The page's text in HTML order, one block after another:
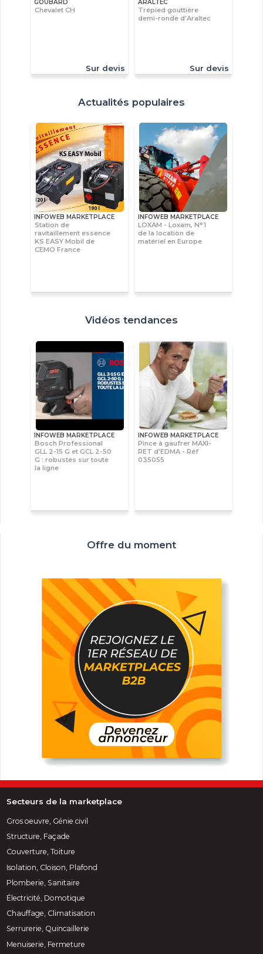
GOUBARD
Chevalet CH
Sur devis
ARALTEC
Trépied gouttière
demi-ronde d'Araltec
Sur devis
Actualités populaires
INFOWEB MARKETPLACE
Station de
ravitaillement essence
KS EASY Mobil de
CEMO France
INFOWEB MARKETPLACE
LOXAM - Loxam, N°1
de la location de
matériel en Europe
Vidéos tendances
INFOWEB MARKETPLACE
Bosch Professional
GLL 2-15 G et GCL 2-50
G : robustes sur toute
la ligne
INFOWEB MARKETPLACE
Pince à gaufrer MAXI-
RET d'EDMA - Réf
035055
Offre du moment
Secteurs de la marketplace
Gros oeuvre, Génie civil
Structure, Façade
Couverture, Toiture
Isolation, Cloison, Plafond
Plomberie, Sanitaire
Électricité, Domotique
Chauffage, Climatisation
Serrurerie, Quincaillerie
Menuiserie, Fermeture